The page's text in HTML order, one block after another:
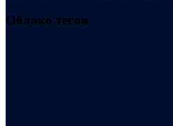
Облако тегов